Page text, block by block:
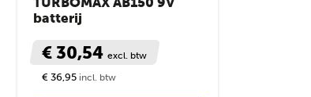
batterij
€ 30,54excl. btw
€ 36,95 incl. btw